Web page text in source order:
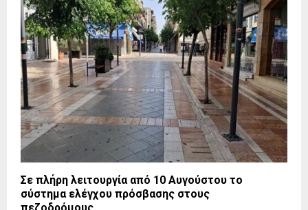
Σε πλήρη λειτουργία από 10 Αυγούστου το
σύστημα ελέγχου πρόσβασης στους